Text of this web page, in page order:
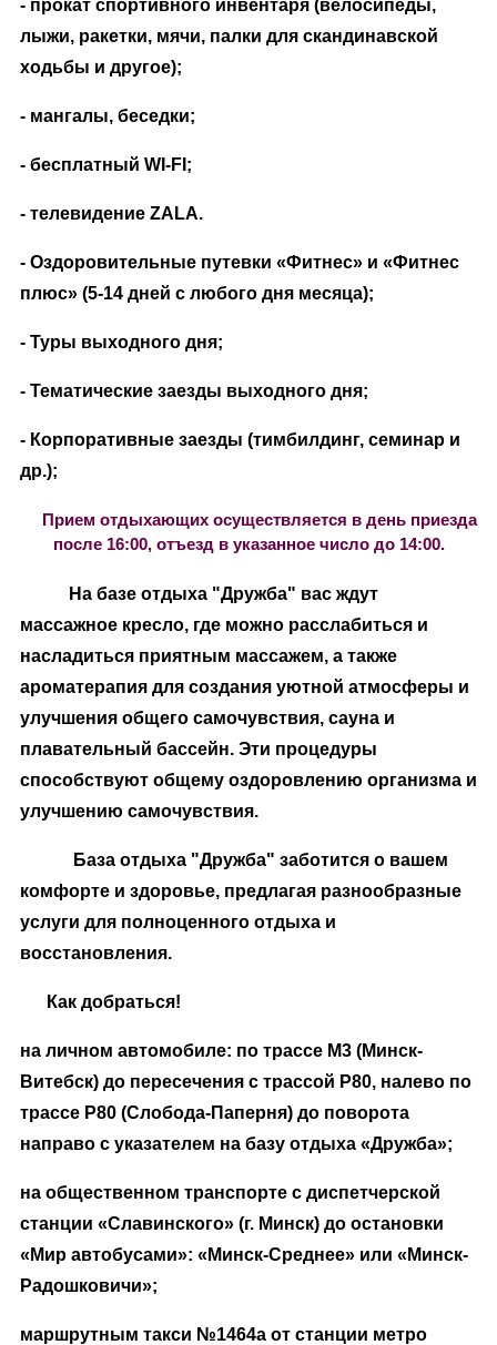
- прокат спортивного инвентаря (велосипеды,
лыжи, ракетки, мячи, палки для скандинавской
ходьбы и другое);
- мангалы, беседки;
- бесплатный WI-FI;
- телевидение ZALA.
- Оздоровительные путевки «Фитнес» и «Фитнес
плюс» (5-14 дней с любого дня месяца);
- Туры выходного дня;
- Тематические заезды выходного дня;
- Корпоративные заезды (тимбилдинг, семинар и
др.);
Прием отдыхающих осуществляется в день приезда
после 16:00, отъезд в указанное число до 14:00.
На базе отдыха "Дружба" вас ждут
массажное кресло, где можно расслабиться и
насладиться приятным массажем, а также
ароматерапия для создания уютной атмосферы и
улучшения общего самочувствия, сауна и
плавательный бассейн. Эти процедуры
способствуют общему оздоровлению организма и
улучшению самочувствия.
База отдыха "Дружба" заботится о вашем
комфорте и здоровье, предлагая разнообразные
услуги для полноценного отдыха и
восстановления.
Как добраться!
на личном автомобиле: по трассе М3 (Минск-
Витебск) до пересечения с трассой Р80, налево по
трассе Р80 (Слобода-Паперня) до поворота
направо с указателем на базу отдыха «Дружба»;
на общественном транспорте с диспетчерской
станции «Славинского» (г. Минск) до остановки
«Мир автобусами»: «Минск-Среднее» или «Минск-
Радошковичи»;
маршрутным такси №1464а от станции метро